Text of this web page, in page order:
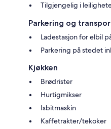
Tilgjengelig i
Parkering og
Ladestasjon for elbil
Parkering på stedet
Kjøkken
Brødrister
Hurtigmikser
Isbitmaskin
Kaffetrakter/tekoker